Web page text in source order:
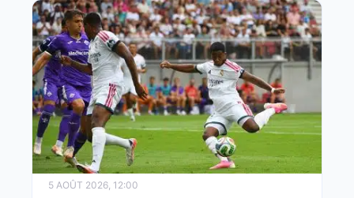
5 AOÛT 2026, 12:00